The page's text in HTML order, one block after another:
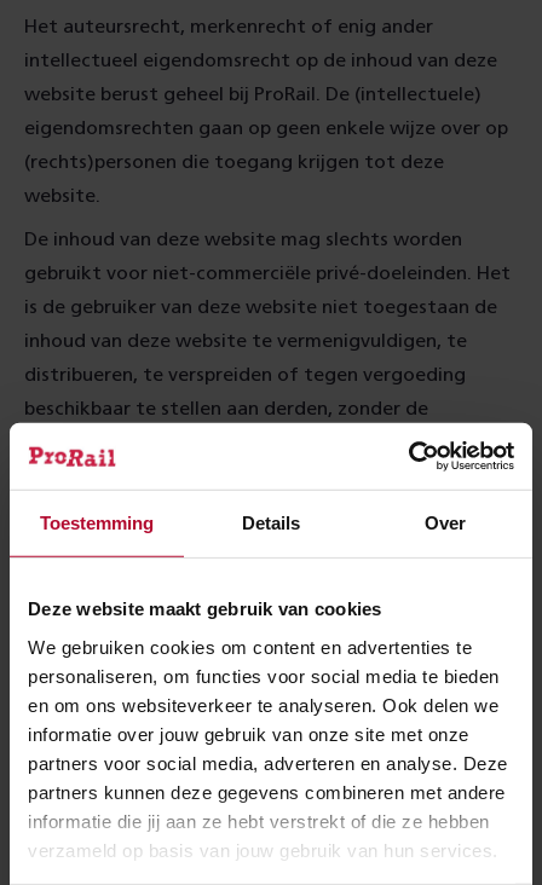
Toestemming Details Over
Deze website maakt gebruik van cookies
We gebruiken cookies om content en advertenties te
personaliseren, om functies voor social media te bieden
en om ons websiteverkeer te analyseren. Ook delen we
informatie over jouw gebruik van onze site met onze
partners voor social media, adverteren en analyse. Deze
partners kunnen deze gegevens combineren met andere
informatie die jij aan ze hebt verstrekt of die ze hebben
verzameld op basis van jouw gebruik van hun services.
Het auteursrecht, merkenrecht of enig ander
intellectueel eigendomsrecht op de inhoud van deze
website berust geheel bij ProRail. De (intellectuele)
eigendomsrechten gaan op geen enkele wijze over op
(rechts)personen die toegang krijgen tot deze
website.
De inhoud van deze website mag slechts worden
gebruikt voor niet-commerciële privé-doeleinden. Het
is de gebruiker van deze website niet toegestaan de
inhoud van deze website te vermenigvuldigen, te
distribueren, te verspreiden of tegen vergoeding
beschikbaar te stellen aan derden, zonder de
uitdrukkelijke, schriftelijke toestemming van ProRail.
Informatie van derden, producten
en diensten
Mogelijke verwijzingen of hyperlinks naar andere sites
die niet het eigendom zijn van ProRail, zijn slechts
opgenomen ter informatie van de gebruiker van deze
website. Hoewel ProRail uiterst selectief is ten
aanzien van de sites waarnaar verwezen wordt, kan zij
niet instaan voor de inhoud en het functioneren
producten en/of diensten die daarop worden